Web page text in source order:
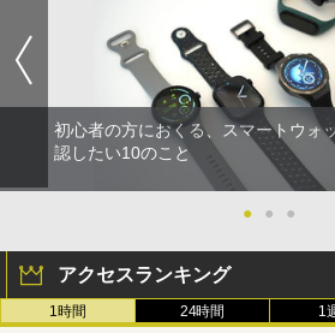
初心者の方におくる、スマートウォ
認したい10のこと
● ● ●
アクセスランキング
1時間 24時間 1